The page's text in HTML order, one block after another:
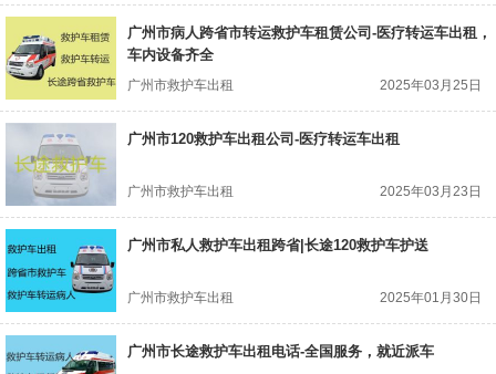
广州市病人跨省市转运救护车租赁公司-医疗转运车出租，
车内设备齐全
广州市救护车出租 2025年03月25日
广州市120救护车出租公司-医疗转运车出租
广州市救护车出租 2025年03月23日
广州市私人救护车出租跨省|长途120救护车护送
广州市救护车出租 2025年01月30日
广州市长途救护车出租电话-全国服务，就近派车